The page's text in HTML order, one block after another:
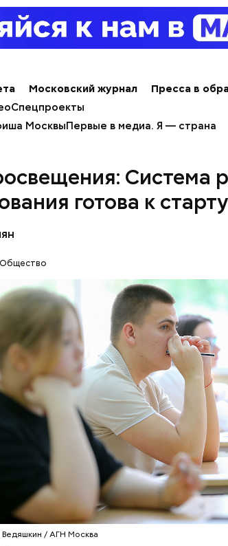
Московский журнал
Пресса в
Спецпроекты
МосквыПервые в медиа. Я — страна
Система
готова к
Общество
/ АГН Москва
день холостяка все мужчины
устраивают вечеринки,
время, наслаждаясь свободой и
ведь может быть и так, что через
со сливками
много сахара, который
— это хорошо, потому что
сладкими дынями не нужно сильно
с сахарным диабетом и
доктор.